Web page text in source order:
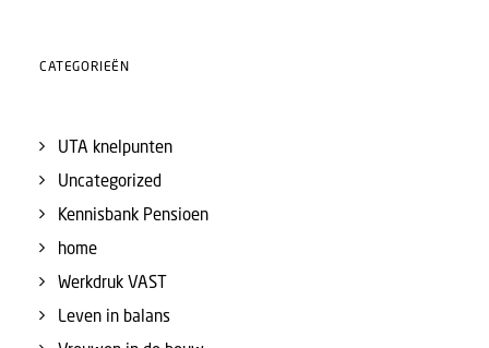
CATEGORIEËN
UTA knelpunten
Uncategorized
Kennisbank Pensioen
home
Werkdruk VAST
Leven in balans